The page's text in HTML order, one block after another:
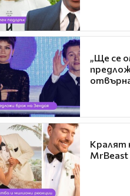
„Ще се
Кралят
MrBeast